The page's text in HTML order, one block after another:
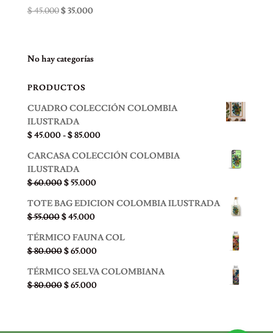
$45.000El
$ 45.000.
$35.000El
No hay categorías
PRODUCTOS
CUADRO COLECCIÓN COLOMBIA
ILUSTRADA
$45.000-$85.000Rango
precios:
hasta
CARCASA COLECCIÓN COLOMBIA
ILUSTRADA
$60.000El
original
era:
$ 60.000.
$55.000El
actual
$ 55.000.
TOTE BAG EDICION COLOMBIA ILUSTRADA
$55.000El
original
era:
$ 55.000.
$45.000El
actual
es:
$ 45.000.
TÉRMICO FAUNA COL
$80.000El
original
era:
$65.000El
actual
es:
TÉRMICO SELVA COLOMBIANA
$80.000El
$65.000El